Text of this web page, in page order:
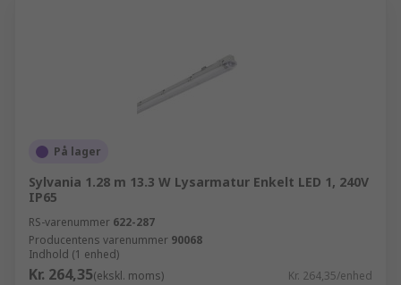
På lager
Sylvania 1.28 m 13.3 W Lysarmatur Enkelt LED 1, 240V
IP65
RS-varenummer 622-287
Producentens varenummer 90068
Indhold (1 enhed)
Kr. 264,35(ekskl. moms) Kr. 264,35/enhed